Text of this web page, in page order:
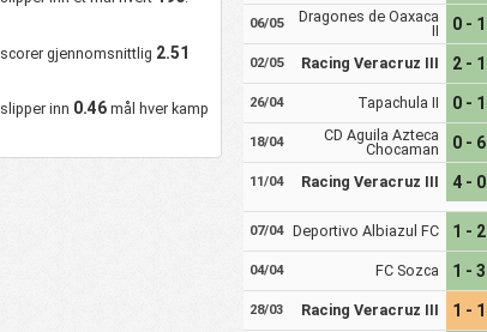
scorer gjennomsnittlig 2.51
slipper inn 0.46 mål hver kamp
06/05
Dragones de Oaxaca
II
0 - 1
02/05 Racing Veracruz III 2 - 1
26/04 Tapachula II 0 - 1
18/04
CD Aguila Azteca
Chocaman
0 - 6
11/04 Racing Veracruz III 4 - 0
07/04 Deportivo Albiazul FC 1 - 2
04/04 FC Sozca 1 - 3
28/03 Racing Veracruz III 1 - 1